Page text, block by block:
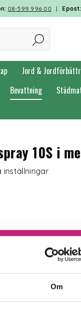
Om
08-599 996 00 |Epost:
Jord &
Bevattning
10S i
inställningar